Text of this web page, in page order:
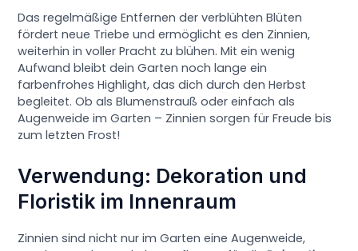
Das regelmäßige Entfernen der verblühten Blüten
fördert neue Triebe und ermöglicht es den Zinnien,
weiterhin in voller Pracht zu blühen. Mit ein wenig
Aufwand bleibt dein Garten noch lange ein
farbenfrohes Highlight, das dich durch den Herbst
begleitet. Ob als Blumenstrauß oder einfach als
Augenweide im Garten – Zinnien sorgen für Freude bis
zum letzten Frost!
Verwendung: Dekoration und
Floristik im Innenraum
Zinnien sind nicht nur im Garten eine Augenweide,